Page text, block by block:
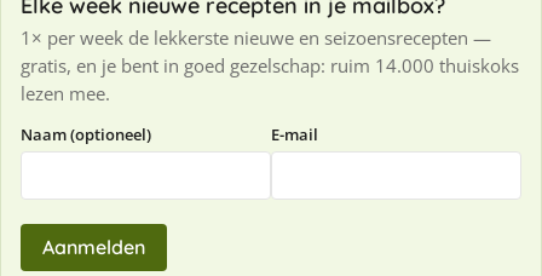
1× per week de lekkerste nieuwe en seizoensrecepten —
gratis, en je bent in goed gezelschap: ruim 14.000 thuiskoks
lezen mee.
Naam (optioneel) E-mail
Aanmelden